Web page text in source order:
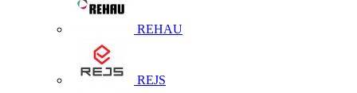
REHAU
REJS